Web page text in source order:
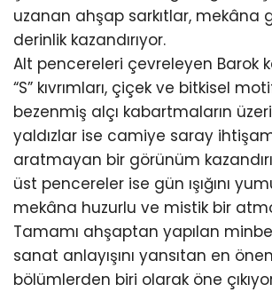
uzanan ahşap sarkıtlar, mekâna
derinlik kazandırıyor.
Alt pencereleri çevreleyen Barok
“S” kıvrımları, çiçek ve bitkisel
bezenmiş alçı kabartmaların
yaldızlar ise camiye saray
aratmayan bir görünüm
üst pencereler ise gün ışığını
mekâna huzurlu ve mistik bir
Tamamı ahşaptan yapılan
sanat anlayışını yansıtan en
bölümlerden biri olarak öne